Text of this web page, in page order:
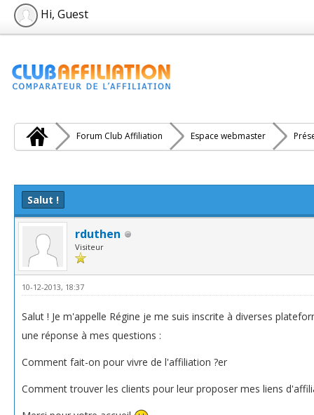
Hi, Guest
Forum Club Affiliation Espace webmaster
Salut !
rduthen
Visiteur
10-12-2013, 18:37
Salut ! Je m'appelle Régine je me suis inscrite à diverses
une réponse à mes questions :
Comment fait-on pour vivre de l'affiliation ?er
Comment trouver les clients pour leur proposer mes liens